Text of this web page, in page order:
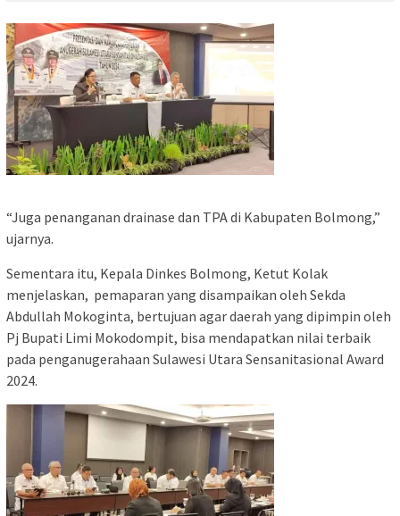
“Juga penanganan drainase dan TPA di Kabupaten Bolmong,”
ujarnya.
Sementara itu, Kepala Dinkes Bolmong, Ketut Kolak
menjelaskan, pemaparan yang disampaikan oleh Sekda
Abdullah Mokoginta, bertujuan agar daerah yang dipimpin oleh
Pj Bupati Limi Mokodompit, bisa mendapatkan nilai terbaik
pada penganugerahaan Sulawesi Utara Sensanitasional Award
2024.